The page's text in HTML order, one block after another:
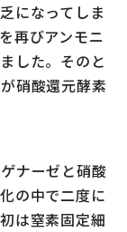
になってしま
再びアンモニ
した。そのと
硝酸還元酵素
ナーゼと硝酸
の中で二度に
は窒素固定細